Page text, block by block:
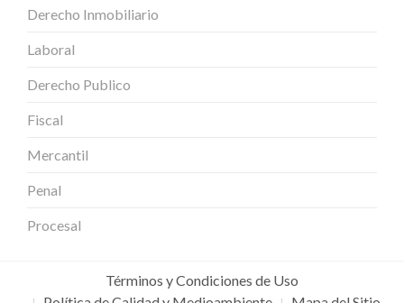
Derecho Inmobiliario
Laboral
Derecho Publico
Fiscal
Mercantil
Penal
Procesal
Términos y Condiciones de Uso